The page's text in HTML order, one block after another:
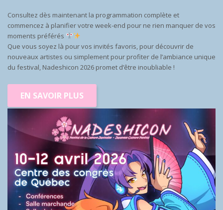
Consultez dès maintenant la programmation complète et
commencez à planifier votre week-end pour ne rien manquer de vos
moments préférés
Que vous soyez là pour vos invités favoris, pour découvrir de
nouveaux artistes ou simplement pour profiter de l’ambiance unique
du festival, Nadeshicon 2026 promet d’être inoubliable !
EN SAVOIR PLUS